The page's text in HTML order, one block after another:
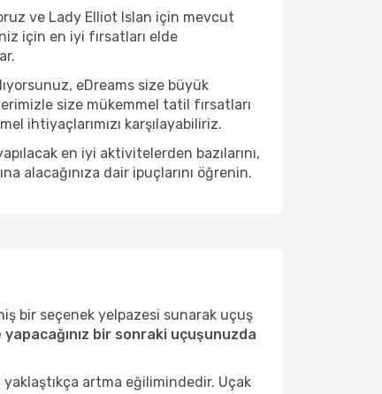
ve Lady Elliot Islan için mevcut
için en iyi fırsatları elde
eDreams size büyük
size mükemmel tatil fırsatları
ihtiyaçlarımızı karşılayabiliriz.
en iyi aktivitelerden bazılarını,
alacağınıza dair ipuçlarını öğrenin.
bir seçenek yelpazesi sunarak uçuş
bir sonraki uçuşunuzda
artma eğilimindedir. Uçak